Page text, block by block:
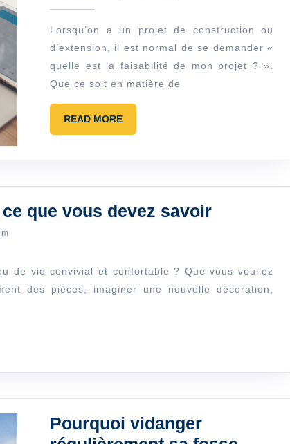
étude
de
faisabilité
Lorsqu’on a un projet de construction ou
d’extension, il est normal de se demander «
quelle est la faisabilité de mon projet ? ».
Que ce soit en matière de
READ MOREREAD
MORE
que vous devez savoirTravaux
ce
que
des pièces, imaginer une nouvelle décoration,
Pourquoi vidanger